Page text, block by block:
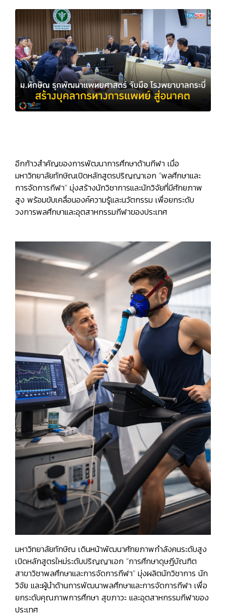
อีกก้าวสำคัญของการพัฒนาการศึกษาด้านกีฬา เมื่อ
มหาวิทยาลัยทักษิณเปิดหลักสูตรปริญญาเอก “พลศึกษาและ
การจัดการกีฬา” มุ่งสร้างนักวิชาการและนักวิจัยที่มีศักยภาพ
สูง พร้อมขับเคลื่อนองค์ความรู้และนวัตกรรม เพื่อยกระดับ
วงการพลศึกษาและอุตสาหกรรมกีฬาของประเทศ
มหาวิทยาลัยทักษิณ เดินหน้าพัฒนาศักยภาพกำลังคนระดับสูง
เปิดหลักสูตรใหม่ระดับปริญญาเอก “การศึกษาดุษฎีบัณฑิต
สาขาวิชาพลศึกษาและการจัดการกีฬา” มุ่งผลิตนักวิชาการ นัก
วิจัย และผู้นำด้านการพัฒนาพลศึกษาและการจัดการกีฬา เพื่อ
ยกระดับคุณภาพการศึกษา สุขภาวะ และอุตสาหกรรมกีฬาของ
ประเทศ